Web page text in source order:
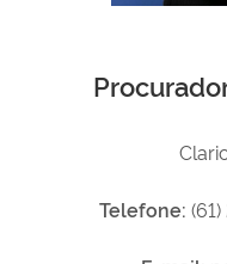
Telefone: